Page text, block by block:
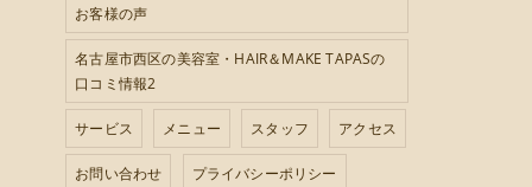
お客様の声
名古屋市西区の美容室・HAIR＆MAKE TAPASの
口コミ情報2
サービス メニュー スタッフ アクセス
お問い合わせ プライバシーポリシー